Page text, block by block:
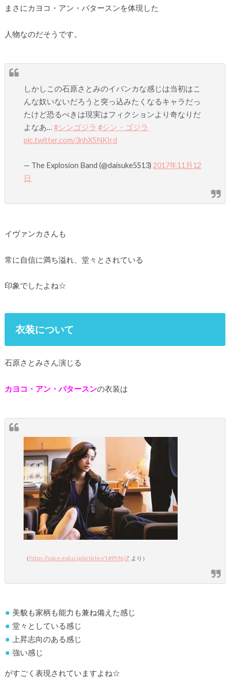
まさにカヨコ・アン・パタースンを体現した
人物なのだそうです。
しかしこの石原さとみのイバンカな感じは当初はこ
んな奴いないだろうと突っ込みたくなるキャラだっ
たけど恐るべきは現実はフィクションより奇なりだ
よなあ…#シンゴジラ #シン・ゴジラ
pic.twitter.com/3nhX5NKIrd
— The Explosion Band (@daisuke5513)2017年11月12
日
イヴァンカさんも
常に自信に満ち溢れ、堂々とされている
印象でしたよね☆
衣装について
石原さとみさん演じる
カヨコ・アン・パタースンの衣装は
（ https://spice.eplus.jp/articles/149596 より）
美貌も家柄も能力も兼ね備えた感じ
堂々としている感じ
上昇志向のある感じ
強い感じ
がすごく表現されていますよね☆